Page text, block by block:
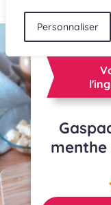
Personnaliser